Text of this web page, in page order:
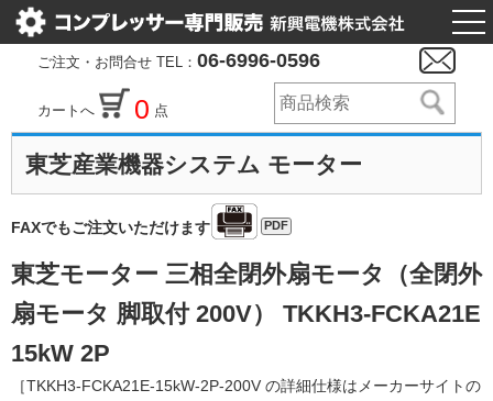
ご注文・お問合せ TEL： 06-6996-0596
カートへ 0 点
東芝産業機器システム モーター
FAXでもご注文いただけます PDF
東芝モーター 三相全閉外扇モータ（全閉外
扇モータ 脚取付 200V） TKKH3-FCKA21E
15kW 2P
［TKKH3-FCKA21E-15kW-2P-200V の詳細仕様はメーカーサイトの